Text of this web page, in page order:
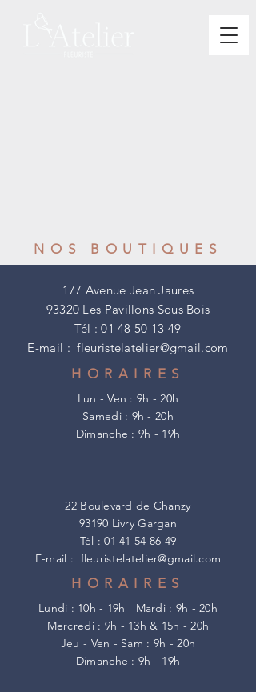
NOS BOUTIQUES
177 Avenue Jean Jaures
93320 Les Pavillons Sous Bois
Tél :01 48 50 13 49
E-mail :fleuristelatelier@gmail.com
HORAIRES
Lun - Ven : 9h - 20h
​​Samedi : 9h - 20h
​Dimanche : 9h - 19h
22 Boulevard de Chanzy
93190 Livry Gargan
Tél :01 41 54 86 49
E-mail : fleuristelatelier@gmail.com
HORAIRES
Lundi : 10h - 19h Mardi : 9h - 20h
Mercredi : 9h - 13h & 15h - 20h
Jeu - Ven - Sam : 9h - 20h
​Dimanche : 9h - 19h